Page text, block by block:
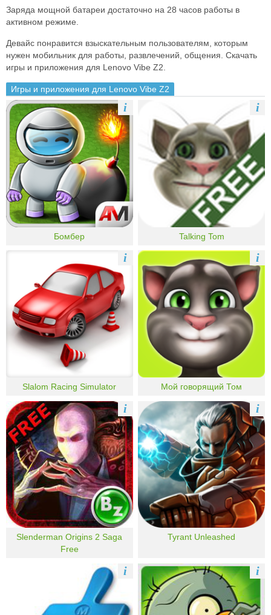
Заряда мощной батареи достаточно на 28 часов работы в
активном режиме.
Девайс понравится взыскательным пользователям, которым
нужен мобильник для работы, развлечений, общения. Скачать
игры и приложения для Lenovo Vibe Z2.
Игры и приложения для Lenovo Vibe Z2
Бомбер
i
Talking Tom
i
Slalom Racing Simulator
i
Мой говорящий Том
i
Slenderman Origins 2 Saga
Free
i
Tyrant Unleashed
i
i i